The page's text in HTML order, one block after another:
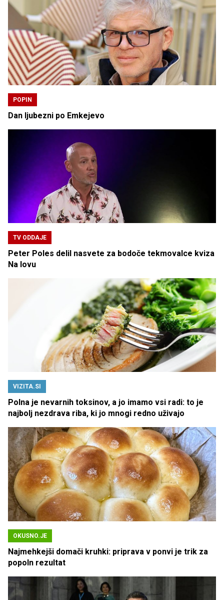
POPIN
Dan ljubezni po Emkejevo
TV ODDAJE
Peter Poles delil nasvete za bodoče tekmovalce kviza
Na lovu
VIZITA.SI
Polna je nevarnih toksinov, a jo imamo vsi radi: to je
najbolj nezdrava riba, ki jo mnogi redno uživajo
OKUSNO.JE
Najmehkejši domači kruhki: priprava v ponvi je trik za
popoln rezultat